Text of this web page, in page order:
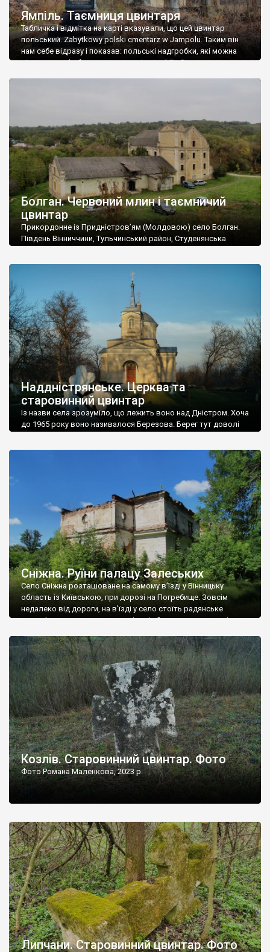
Ямпіль. Таємниця цвинтаря
Табличка і відмітка на карті вказували, що цей цвинтар
польський. Zabytkowy polski cmentarz w Jampolu. Таким він
нам себе відразу і показав: польські надгробки, які можна
віднести до фабричних, польські епітафії… Загалом цвинтар
Болган. Червоний млин і таємничий
цвинтар
Прикордонне із Придністров’ям (Молдовою) село Болган.
Південь Вінниччини, Тульчинський район, Студенянська
старовинний цвинтар із кам’яними хрестами. Всі епітафії, які
збереглися, написані кирилицею, церковнослов’янською
мовою. За всіма традиційними ознаками – цвинтар
український. Хрести датуються 19 століттям. У 1924-1940
роках Болган […]
Наддністрянське. Церква та
старовинний цвинтар
Із назви села зрозуміло, що лежить воно над Дністром. Хоча
до 1965 року воно називалося Березова. Берег тут доволі
Наддністрянське відрізняється від більшості навколишніх
сіл. У селі є мурована Михайлівська церква. Точної дати […]
Сніжна. Руїни палацу Залеських
Село Сніжна розташоване на самому в’їзді у Вінницьку
область із Київською, при дорозі на Погребище. Зовсім
недалеко від дороги, на в’їзді у село стоїть радянське
рельєфне пано, яке показує жінку і яблуню, а трохи далі, десь
не видно, але видно дві стареньких колії у траві – […]
Козлів. Старовинний цвинтар. Фото
Фото Романа Маленкова, 2023 р.
Липчани. Старовинний цвинтар. Фото